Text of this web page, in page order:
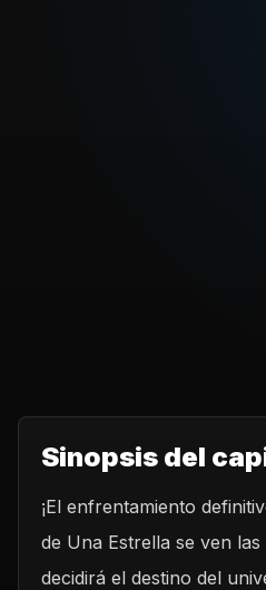
Sinopsis del
¡El enfrentamiento
de Una Estrella se ven
decidirá el destino del